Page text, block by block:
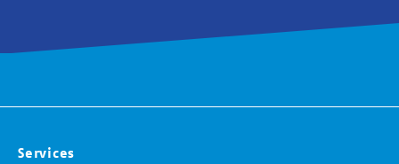
Services